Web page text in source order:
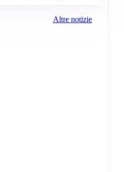
Altre notizie